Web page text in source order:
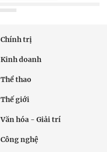
Chính trị
Kinh doanh
Thể thao
Thế giới
Văn hóa - Giải trí
Công nghệ